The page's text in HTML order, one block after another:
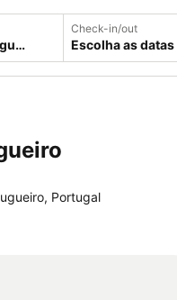
Check-in/out
Escolha as datas
Portugal